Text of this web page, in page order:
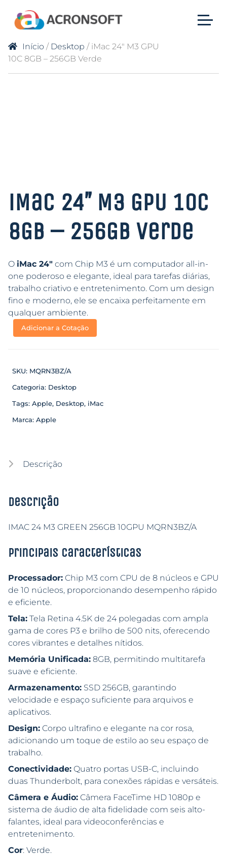
Início / Desktop / iMac 24″ M3 GPU
10C 8GB – 256GB Verde
iMac 24″ M3 GPU 10C
8GB – 256GB Verde
O iMac 24″ com Chip M3 é um computador all-in-
one poderoso e elegante, ideal para tarefas diárias,
trabalho criativo e entretenimento. Com um design
fino e moderno, ele se encaixa perfeitamente em
qualquer ambiente.
Adicionar a Cotação
SKU: MQRN3BZ/A
Categoria: Desktop
Tags: Apple, Desktop, iMac
Marca: Apple
Descrição
Descrição
IMAC 24 M3 GREEN 256GB 10GPU MQRN3BZ/A
Principais características
Processador: Chip M3 com CPU de 8 núcleos e GPU
de 10 núcleos, proporcionando desempenho rápido
e eficiente.
Tela: Tela Retina 4.5K de 24 polegadas com ampla
gama de cores P3 e brilho de 500 nits, oferecendo
cores vibrantes e detalhes nítidos.
Memória Unificada: 8GB, permitindo multitarefa
suave e eficiente.
Armazenamento: SSD 256GB, garantindo
velocidade e espaço suficiente para arquivos e
aplicativos.
Design: Corpo ultrafino e elegante na cor rosa,
adicionando um toque de estilo ao seu espaço de
trabalho.
Conectividade: Quatro portas USB-C, incluindo
duas Thunderbolt, para conexões rápidas e versáteis.
Câmera e Áudio: Câmera FaceTime HD 1080p e
sistema de áudio de alta fidelidade com seis alto-
falantes, ideal para videoconferências e
entretenimento.
Cor: Verde.